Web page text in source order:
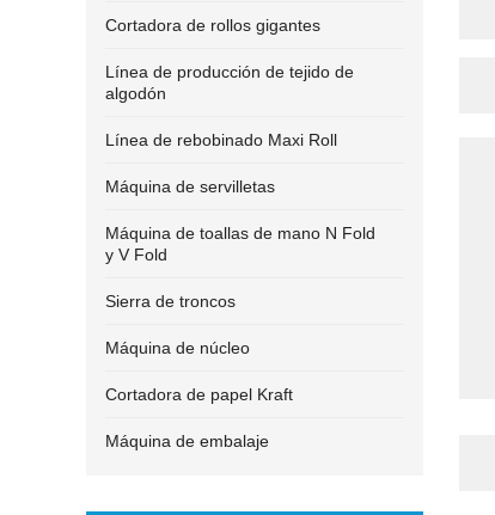
Cortadora de rollos gigantes
Línea de producción de tejido de
algodón
Línea de rebobinado Maxi Roll
Máquina de servilletas
Máquina de toallas de mano N Fold
y V Fold
Sierra de troncos
Máquina de núcleo
Cortadora de papel Kraft
Máquina de embalaje